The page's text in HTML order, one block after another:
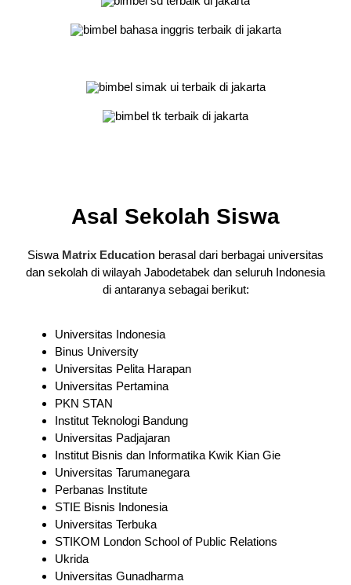
Asal Sekolah Siswa
Siswa Matrix Education berasal dari berbagai universitas
dan sekolah di wilayah Jabodetabek dan seluruh Indonesia
di antaranya sebagai berikut:
Universitas Indonesia
Binus University
Universitas Pelita Harapan
Universitas Pertamina
PKN STAN
Institut Teknologi Bandung
Universitas Padjajaran
Institut Bisnis dan Informatika Kwik Kian Gie
Universitas Tarumanegara
Perbanas Institute
STIE Bisnis Indonesia
Universitas Terbuka
STIKOM London School of Public Relations
Ukrida
Universitas Gunadharma